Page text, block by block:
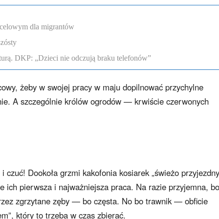
dla migrantów
DKP: „Dzieci nie odczują braku telefonów”
żeby w swojej pracy w maju dopilnować przychylne
A szczególnie królów ogrodów — krwiście czerwonych
Dookoła grzmi kakofonia kosiarek „świeżo
ich pierwsza i najważniejsza praca. Na razie przyjemna,
zgrzytane zęby — bo częsta. No bo trawnik — obficie
który to trzeba w czas zbierać.